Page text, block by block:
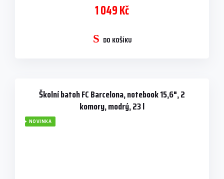
1 049 Kč
DO KOŠÍKU
Školní batoh FC Barcelona, notebook 15,6", 2
komory, modrý, 23 l
NOVINKA